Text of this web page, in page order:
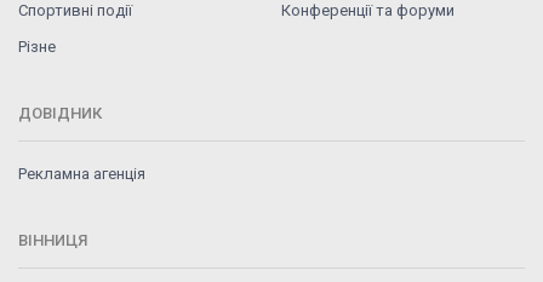
Спортивні події
Конференції та форуми
Різне
ДОВІДНИК
Рекламна агенція
ВІННИЦЯ